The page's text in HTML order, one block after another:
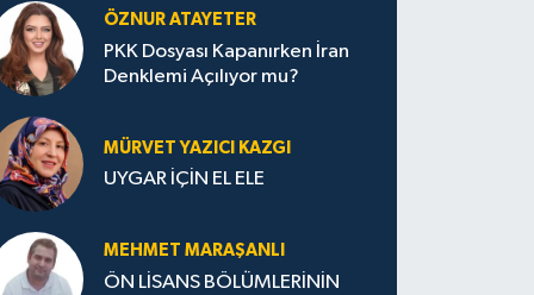
ÖZNUR ATAYETER
PKK Dosyası Kapanırken İran
Denklemi Açılıyor mu?
MÜRVET YAZICI KAZGI
UYGAR İÇİN EL ELE
MEHMET MARAŞANLI
ÖN LİSANS BÖLÜMLERİNİN